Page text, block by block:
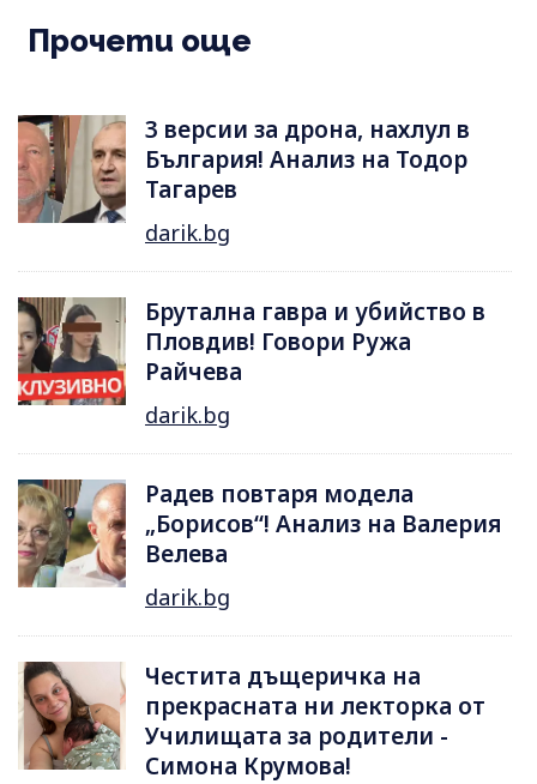
Прочети още
3 версии за дрона, нахлул в
България! Анализ на Тодор
Тагарев
darik.bg
Брутална гавра и убийство в
Пловдив! Говори Ружа
Райчева
darik.bg
Радев повтаря модела
„Борисов“! Анализ на Валерия
Велева
darik.bg
Честита дъщеричка на
прекрасната ни лекторка от
Училищата за родители -
Симона Крумова!